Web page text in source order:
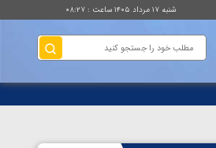
شنبه ۱۷ مرداد ۱۴۰۵ ساعت : ۰۸:۲۷